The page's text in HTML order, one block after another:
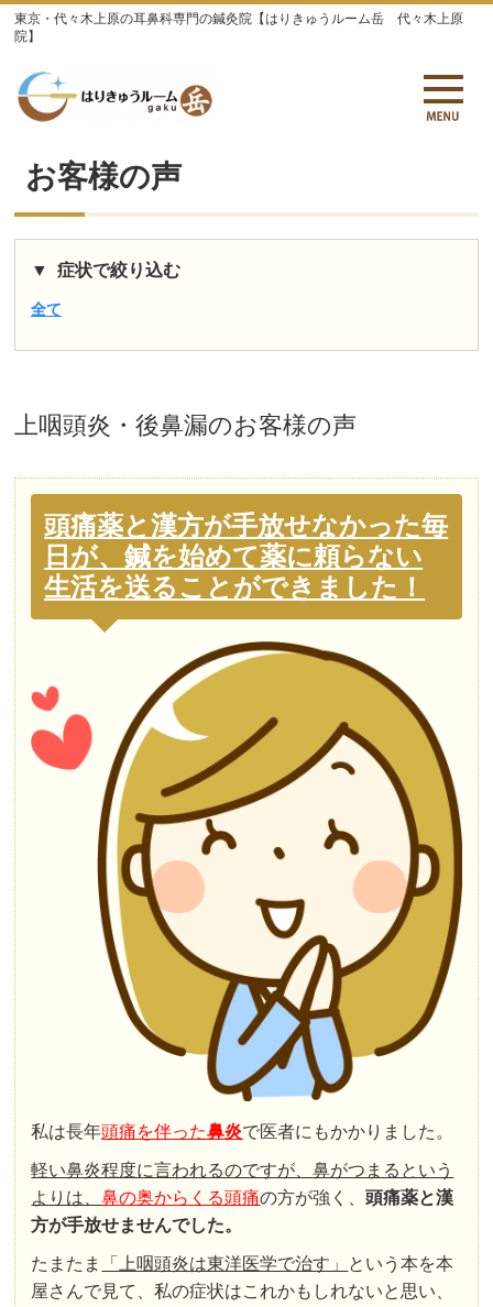
東京・代々木上原の耳鼻科専門の鍼灸院【はりきゅうルーム岳 代々木上原
院】
お客様の声
症状で絞り込む
全て
上咽頭炎・後鼻漏のお客様の声
頭痛薬と漢方が手放せなかった毎
日が、鍼を始めて薬に頼らない
生活を送ることができました！
私は長年頭痛を伴った鼻炎で医者にもかかりました。
軽い鼻炎程度に言われるのですが、鼻がつまるという
よりは、鼻の奥からくる頭痛の方が強く、頭痛薬と漢
方が手放せませんでした。
たまたま 「上咽頭炎は東洋医学で治す」 という本を本
屋さんで見て、私の症状はこれかもしれないと思い、